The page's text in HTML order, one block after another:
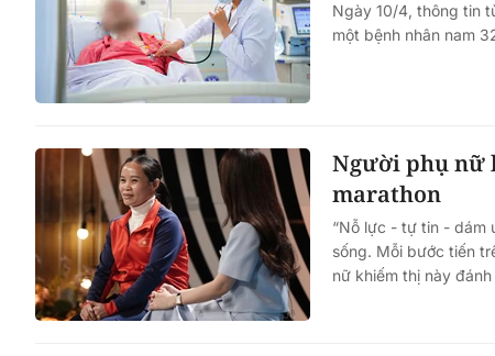
Ngày 10/4, thông tin
một bệnh nhân nam
Người phụ nữ
marathon
“Nỗ lực - tự tin - dám
sống. Mỗi bước tiến
nữ khiếm thị này